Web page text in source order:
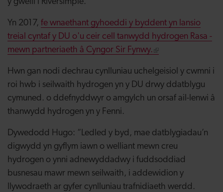
Yn 2017, fe wnaethant gyhoeddi y byddent yn lansio
treial cyntaf y DU o'u ceir cell tanwydd hydrogen Rasa -
mewn partneriaeth â Cyngor Sir Fynwy.
Hwn gan nodi dechrau cynlluniau uchelgeisiol y cwmni i
roi hwb i seilwaith hydrogen yn y DU drwy ddatblygu
cymuned. o ddefnyddwyr o amgylch un orsaf ail-lenwi â
thanwydd hydrogen yn y Fenni.
Dywedodd Hugo: “Ledled y byd, mae datblygiadau’n
digwydd yn gyflym iawn o welliant mewn creu
hydrogen o ynni adnewyddadwy i fuddsoddiad
busnesau mawr mewn seilwaith, i addewidion y
llywodraeth ar gyfer cynlluniau trafnidiaeth werdd.